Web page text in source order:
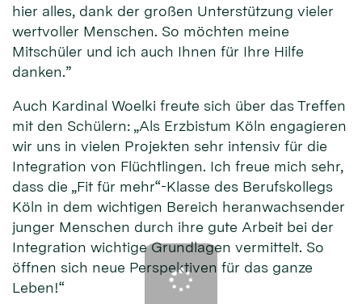
hier alles, dank der großen Unterstützung vieler
wertvoller Menschen. So möchten meine
Mitschüler und ich auch Ihnen für Ihre Hilfe
danken.”
Auch Kardinal Woelki freute sich über das Treffen
mit den Schülern: „Als Erzbistum Köln engagieren
wir uns in vielen Projekten sehr intensiv für die
Integration von Flüchtlingen. Ich freue mich sehr,
dass die „Fit für mehr“-Klasse des Berufskollegs
Köln in dem wichtigen Bereich heranwachsender
junger Menschen durch ihre gute Arbeit bei der
Integration wichtige Grundlagen vermittelt. So
öffnen sich neue Perspektiven für das ganze
Leben!“